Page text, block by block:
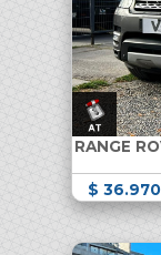
RANGE
$